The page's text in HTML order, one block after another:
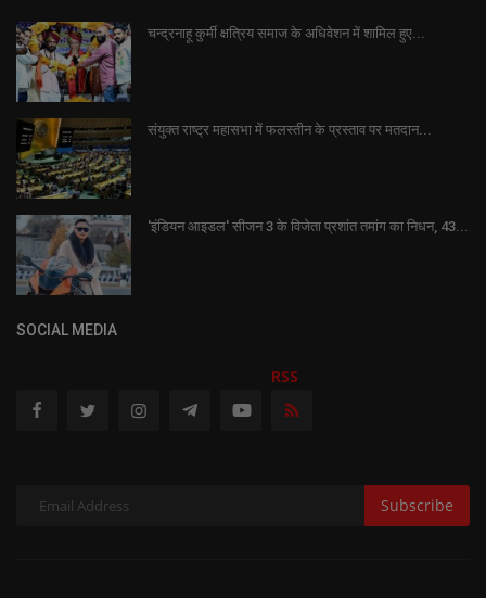
चन्द्रनाहू कुर्मी क्षत्रिय समाज के अधिवेशन में शामिल हुए...
संयुक्त राष्ट्र महासभा में फलस्तीन के प्रस्ताव पर मतदान...
'इंडियन आइडल' सीजन 3 के विजेता प्रशांत तमांग का निधन, 43...
SOCIAL MEDIA
RSS
Subscribe